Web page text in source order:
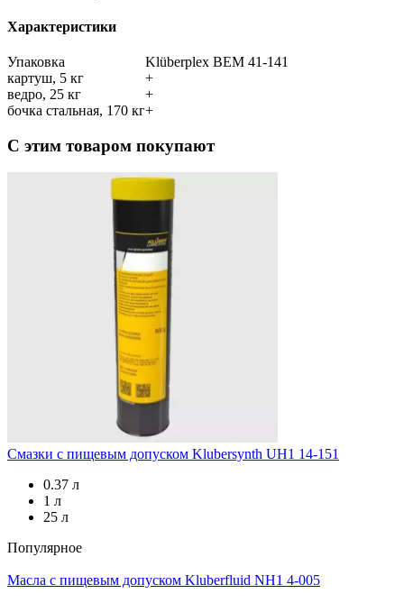
Характеристики
Упаковка
Klüberplex BEM 41-141
картуш, 5 кг
+
ведро, 25 кг
+
бочка стальная, 170 кг+
С этим товаром покупают
Смазки с пищевым допуском Klubersynth UH1 14-151
0.37 л
1 л
25 л
Популярное
Масла с пищевым допуском Kluberfluid NH1 4-005